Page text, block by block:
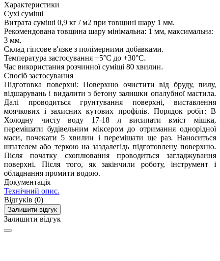
Характеристики
Сухі суміші
Витрата суміші 0,9 кг / м2 при товщині шару 1 мм.
Рекомендована товщина шару мінімальна: 1 мм, максимальна:
3 мм.
Склад гіпсове в'язке з полімерними добавками.
Температура застосування +5°С до +30°С.
Час використання розчинної суміші 80 хвилин.
Спосіб застосування
Підготовка поверхні: Поверхню очистити від бруду, пилу,
відшарувань і видалити з бетону залишки опалубної мастила.
Далі проводиться грунтування поверхні, виставлення
моячкових і захисних кутових профілів. Порядок робіт: В
Холодну чисту воду 17-18 л висипати вміст мішка,
перемішати будівельним міксером до отримання однорідної
маси, почекати 5 хвилин і перемішати ще раз. Наноситься
шпателем або теркою на заздалегідь підготовлену поверхню.
Після початку схоплювання проводиться загладжування
поверхні. Після того, як закінчили роботу, інструмент і
обладнання промити водою.
Документація
Технічний опис.
Відгуків (0)
Залишити відгук
Залишити відгук